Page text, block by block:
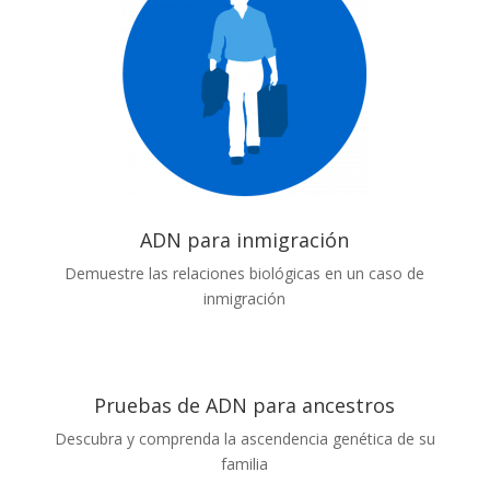
ADN para inmigración
Demuestre las relaciones biológicas en un caso de
inmigración
Pruebas de ADN para ancestros
Descubra y comprenda la ascendencia genética de su
familia